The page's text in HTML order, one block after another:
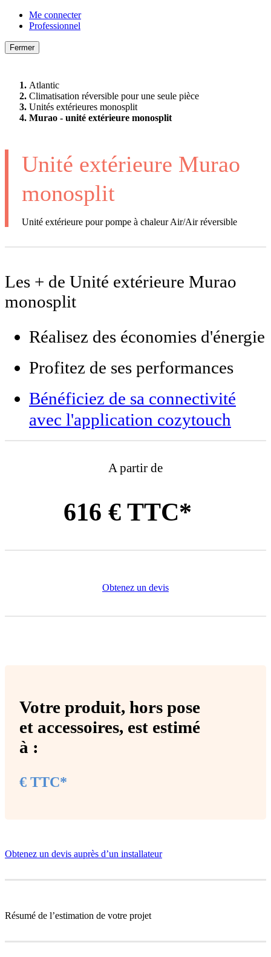
Me connecter
Professionnel
Fermer
Atlantic
Climatisation réversible pour une seule pièce
Unités extérieures monosplit
Murao - unité extérieure monosplit
Unité extérieure Murao
monosplit
Unité extérieure pour pompe à chaleur Air/Air réversible
Les + de Unité extérieure Murao
monosplit
Réalisez des économies d'énergie
Profitez de ses performances
Bénéficiez de sa connectivité
avec l'application cozytouch
A partir de
616 € TTC*
Obtenez un devis
Votre produit, hors pose
et accessoires, est estimé
à :
€ TTC*
Obtenez un devis auprès d’un installateur
Résumé de l’estimation de votre projet